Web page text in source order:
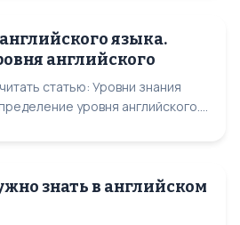
языка.
английского
статью: Уровни знания
уровня английского....
знать в английском